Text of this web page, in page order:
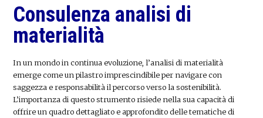
Consulenza analisi di
materialità
In un mondo in continua evoluzione, l’analisi di materialità
emerge come un pilastro imprescindibile per navigare con
saggezza e responsabilità il percorso verso la sostenibilità.
L’importanza di questo strumento risiede nella sua capacità di
offrire un quadro dettagliato e approfondito delle tematiche di